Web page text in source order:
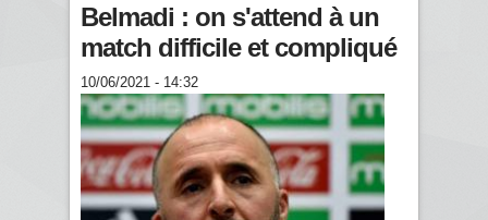
Belmadi : on s'attend à un
match difficile et compliqué
10/06/2021 - 14:32